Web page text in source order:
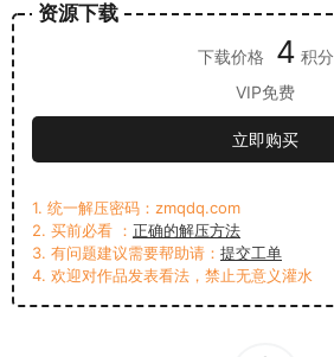
资源下载
下载价格 4 积分
VIP免费
立即购买
1. 统一解压密码：zmqdq.com
2. 买前必看 ： 正确的解压方法
3. 有问题建议需要帮助请： 提交工单
4. 欢迎对作品发表看法，禁止无意义灌水